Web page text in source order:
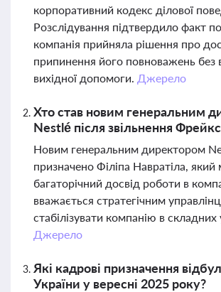
корпоративний кодекс ділової
Розслідування підтвердило факт
компанія прийняла рішення про
припинення його повноважень без
вихідної допомоги. Джерело
Хто став новим генеральним
Nestlé після звільнення
Новим генеральним директором
призначено Філіпа Навратіла, який
багаторічний досвід роботи в
вважається стратегічним
стабілізувати компанію в складних
Джерело
Які кадрові призначення
України у вересні 2025 року?